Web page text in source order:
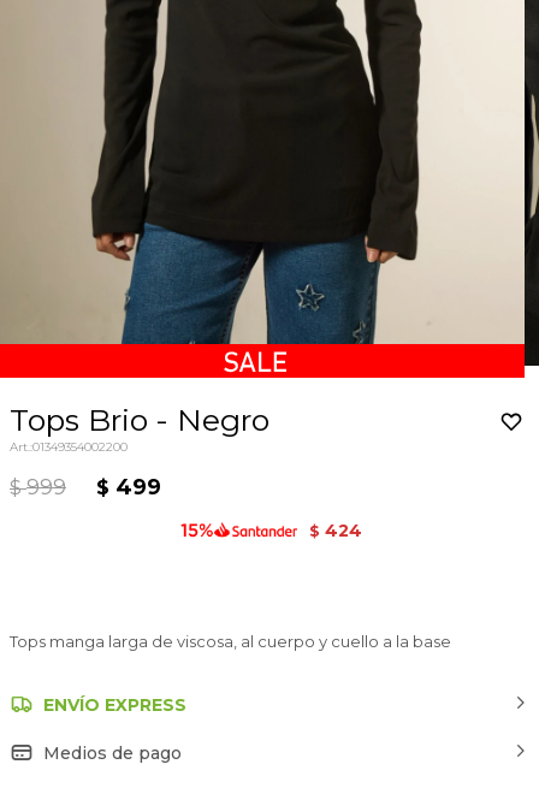
Tops Brio - Negro
01349354002200
$ 999 $ 499
$ 424
Tops manga larga de viscosa, al cuerpo y cuello a la base
ENVÍO EXPRESS
Medios de pago